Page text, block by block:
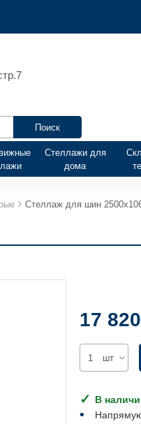
Стеллажи для
дома
Стеллаж для шин
17
шт
В